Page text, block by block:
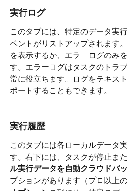
実行ログ
このタブには、特定のデータ実
ベントがリストアップされます
を表示するか、エラーログのみ
す。エラーログはタスクのトラ
常に役立ちます。ログをテキス
ポートすることもできます。
実行履歴
このタブには各ローカルデータ
す。右下には、タスクが停止ま
ル実行データを自動クラウドバ
プションがあります（プロ以上